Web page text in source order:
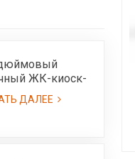
ЖК-киоск-
изготовленный
ДАЛЕЕ